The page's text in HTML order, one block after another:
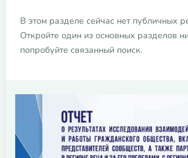
В этом разделе сейчас нет публичных
Откройте один из основных разделов
попробуйте связанный поиск.